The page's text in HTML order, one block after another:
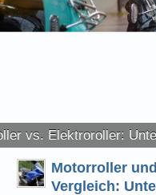
vs. Elektroroller:
Motorroller
Vergleich: